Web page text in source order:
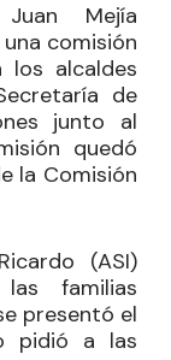
Juan Mejía
comisión
los alcaldes
de
junto al
quedó
la Comisión
(ASI)
familias
presentó el
pidió a las